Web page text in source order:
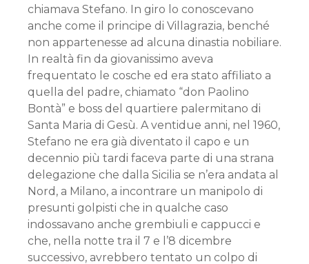
chiamava Stefano. In giro lo conoscevano
anche come il principe di Villagrazia, benché
non appartenesse ad alcuna dinastia nobiliare.
In realtà fin da giovanissimo aveva
frequentato le cosche ed era stato affiliato a
quella del padre, chiamato “don Paolino
Bontà” e boss del quartiere palermitano di
Santa Maria di Gesù. A ventidue anni, nel 1960,
Stefano ne era già diventato il capo e un
decennio più tardi faceva parte di una strana
delegazione che dalla Sicilia se n’era andata al
Nord, a Milano, a incontrare un manipolo di
presunti golpisti che in qualche caso
indossavano anche grembiuli e cappucci e
che, nella notte tra il 7 e l’8 dicembre
successivo, avrebbero tentato un colpo di